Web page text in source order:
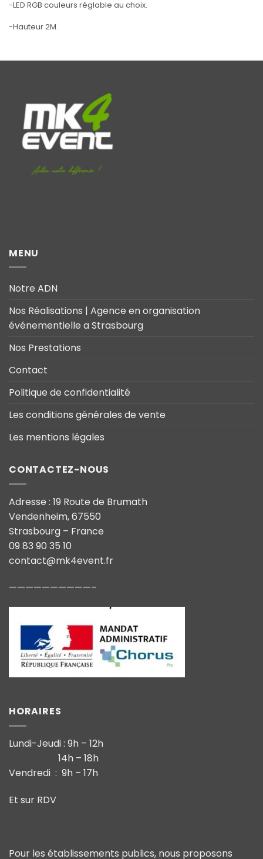
-LED RGB couleurs réglable au choix.
-Hauteur 2M.
MENU
Notre ADN
Nos Réalisations | Agence en organisation
événementielle a Strasbourg
Nos Prestations
Contact
Politique de confidentialité
Les conditions générales de vente
Les mentions légales
CONTACTEZ-NOUS
Adresse : 19 Route de Brumath
Vendenheim, 67550
Strasbourg – France
09 83 90 35 10
contact@mk4event.fr
——————————–
HORAIRES
Lundi-Jeudi : 9h – 12h
14h – 18h
Vendredi : 9h – 17h
Et sur RDV
Pour les établissements publics, nous proposons